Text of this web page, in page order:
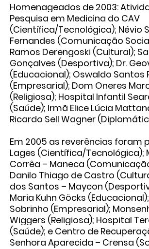
Homenageados de 2003:
Pesquisa em Medicina do CAV
(Científica/Tecnológica); Névio
Fernandes (Comunicação
Ramos Derengoski (Cultural);
Gonçalves (Desportiva); Dr.
(Educacional); Oswaldo Santos
(Empresarial); Dom Oneres
(Religiosa); Hospital Infantil
(Saúde); Irmã Elice Lúcia
Ricardo Sell Wagner
Em 2005 as reverências foram
Lages (Científica/Tecnológica);
Corrêa – Maneca
Danilo Thiago de Castro
dos Santos – Maycon
Maria Kuhn Göcks
Sobrinho (Empresarial);
Wiggers (Religiosa); Hospital
(Saúde); e Centro de
Senhora Aparecida – Crensa